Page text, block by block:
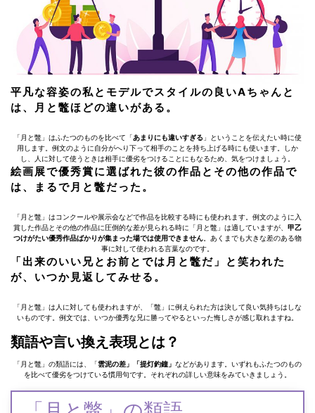
平凡な容姿の私とモデルでスタイルの良いAちゃんと
は、月と鼈ほどの違いがある。
「月と鼈」はふたつのものを比べて「あまりにも違いすぎる 」ということを伝えたい時に使
用します。例文のように自分がへり下って相手のことを持ち上げる時にも使います。しか
し、人に対して使うときは相手に優劣をつけることにもなるため、気をつけましょう。
絵画展で優秀賞に選ばれた彼の作品とその他の作品で
は、まるで月と鼈だった。
「月と鼈」はコンクールや展示会などで作品を比較する時にも使われます。例文のように入
賞した作品とその他の作品に圧倒的な差が見られる時に「月と鼈」は適していますが、 甲乙
つけがたい優秀作品ばかりが集まった場では使用できません 。あくまでも大きな差のある物
事に対して使われる言葉なのです。
「出来のいい兄とお前とでは月と鼈だ」と笑われた
が、いつか見返してみせる。
「月と鼈」は人に対しても使われますが、「鼈」に例えられた方は決して良い気持ちはしな
いものです。例文では、いつか優秀な兄に勝ってやるといった悔しさが感じ取れますね。
類語や言い換え表現とは？
「月と鼈」の類語には、「雲泥の差」「提灯釣鐘」 などがあります。いずれもふたつのもの
を比べて優劣をつけている慣用句です。それぞれの詳しい意味をみていきましょう。